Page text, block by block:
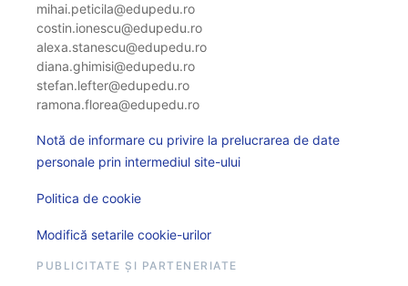
mihai.peticila@edupedu.ro
costin.ionescu@edupedu.ro
alexa.stanescu@edupedu.ro
diana.ghimisi@edupedu.ro
stefan.lefter@edupedu.ro
ramona.florea@edupedu.ro
Notă de informare cu privire la prelucrarea de date
personale prin intermediul site-ului
Politica de cookie
Modifică setarile cookie-urilor
PUBLICITATE ȘI PARTENERIATE